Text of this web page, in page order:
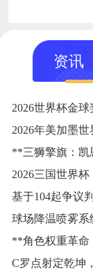
资讯
2026世界杯金
**三狮擎旗：凯
2026三国世界
球场降温喷雾系
C罗点射定乾坤